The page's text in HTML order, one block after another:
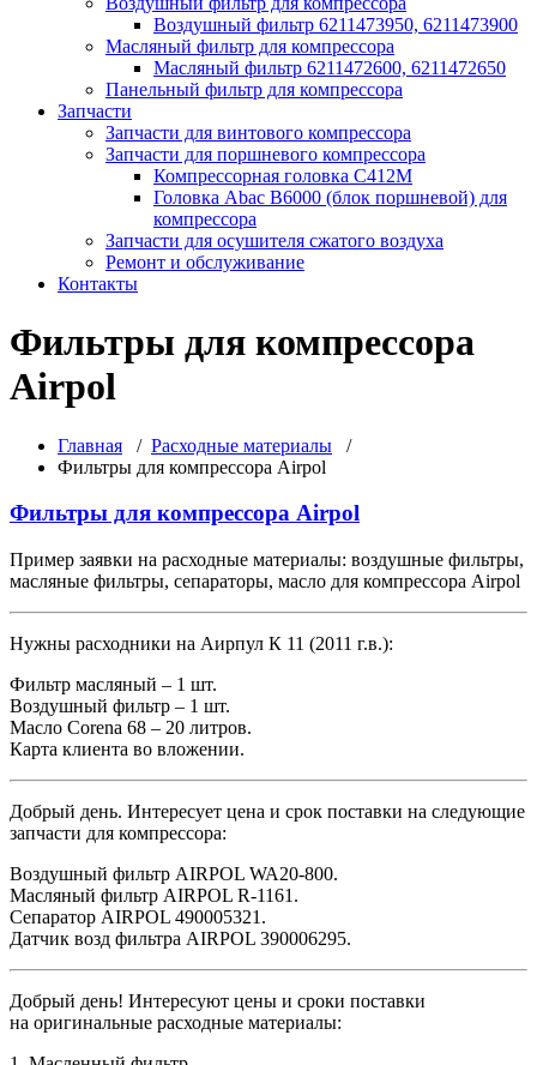
Воздушный фильтр 6211473950, 6211473900
Масляный фильтр для компрессора
Масляный фильтр 6211472600, 6211472650
Панельный фильтр для компрессора
Запчасти
Запчасти для винтового компрессора
Запчасти для поршневого компрессора
Компрессорная головка С412М
Головка Abac B6000 (блок поршневой) для
компрессора
Запчасти для осушителя сжатого воздуха
Ремонт и обслуживание
Контакты
Фильтры для компрессора
Airpol
Главная / Расходные материалы /
Фильтры для компрессора Airpol
Фильтры для компрессора Airpol
Пример заявки на расходные материалы: воздушные фильтры,
масляные фильтры, сепараторы, масло для компрессора Airpol
Нужны расходники на Аирпул К 11 (2011 г.в.):
Фильтр масляный – 1 шт.
Воздушный фильтр – 1 шт.
Масло Corena 68 – 20 литров.
Карта клиента во вложении.
Добрый день. Интересует цена и срок поставки на следующие
запчасти для компрессора:
Воздушный фильтр AIRPOL WA20-800.
Масляный фильтр AIRPOL R-1161.
Сепаратор AIRPOL 490005321.
Датчик возд фильтра AIRPOL 390006295.
Добрый день! Интересуют цены и сроки поставки
на оригинальные расходные материалы: